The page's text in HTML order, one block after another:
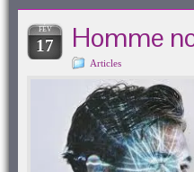
FÉV
17 Homme
Articles